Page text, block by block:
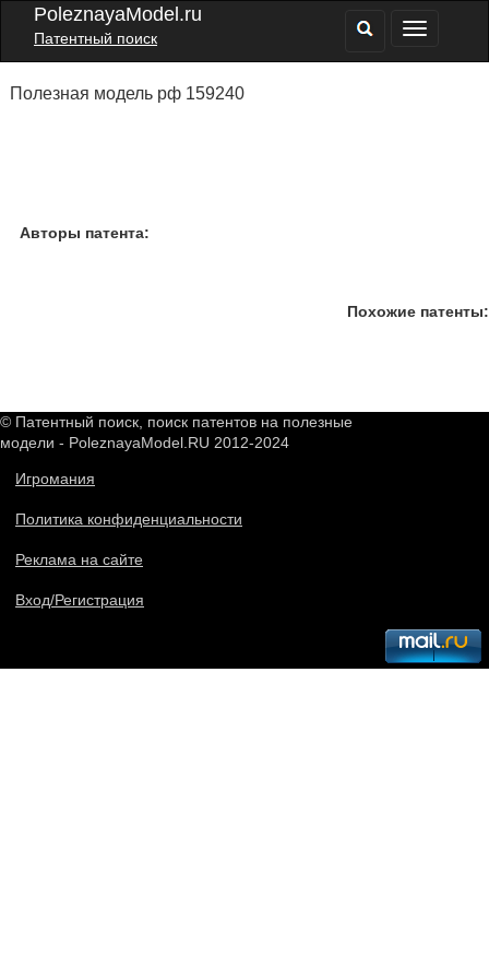
PoleznayaModel.ru
Патентный поиск
Полезная модель рф 159240
Авторы патента:
Похожие патенты:
© Патентный поиск, поиск патентов на полезные
модели - PoleznayaModel.RU 2012-2024
Игромания
Политика конфиденциальности
Реклама на сайте
Вход/Регистрация